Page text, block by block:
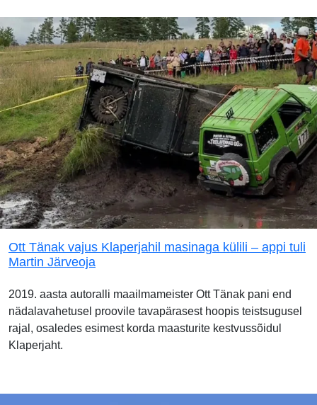
Ott Tänak vajus Klaperjahil masinaga külili – appi tuli
Martin Järveoja
2019. aasta autoralli maailmameister Ott Tänak pani end
nädalavahetusel proovile tavapärasest hoopis teistsugusel
rajal, osaledes esimest korda maasturite kestvussõidul
Klaperjaht.